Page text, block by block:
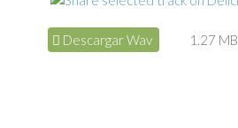
Descargar Wav 1.27 MB